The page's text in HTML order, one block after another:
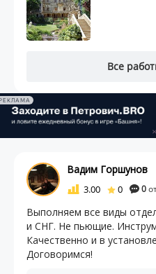
Все
Вадим Горшунов
3.00 0 0
Выполняем все виды
и СНГ. Не пьющие.
Качественно и в
Договоримся!